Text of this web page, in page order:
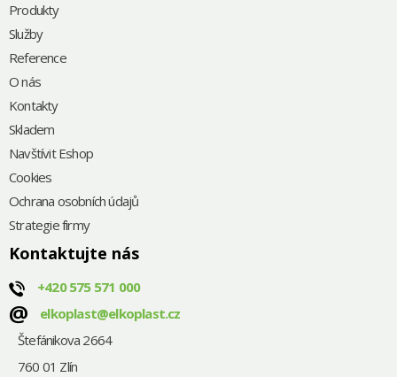
Produkty
Služby
Reference
O nás
Kontakty
Skladem
Navštívit Eshop
Cookies
Ochrana osobních údajů
Strategie firmy
Kontaktujte nás
+420575 571 000
@
elkoplast@elkoplast.cz
Štefánikova 2664
760 01 Zlín